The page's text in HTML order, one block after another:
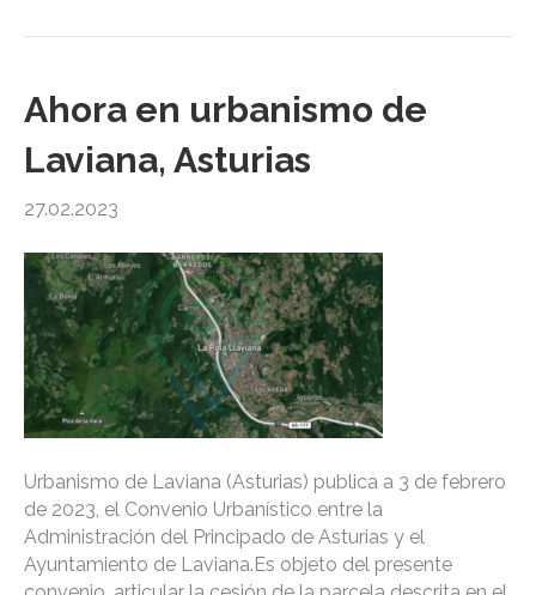
Ahora en urbanismo de
Laviana, Asturias
27.02.2023
Urbanismo de Laviana (Asturias) publica a 3 de febrero
de 2023, el Convenio Urbanístico entre la
Administración del Principado de Asturias y el
Ayuntamiento de Laviana.Es objeto del presente